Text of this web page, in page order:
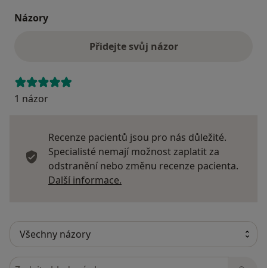
Názory
Přidejte svůj názor
1 názor
Recenze pacientů jsou pro nás důležité.
Specialisté nemají možnost zaplatit za
odstranění nebo změnu recenze pacienta.
Další informace.
Hledejte v názorech